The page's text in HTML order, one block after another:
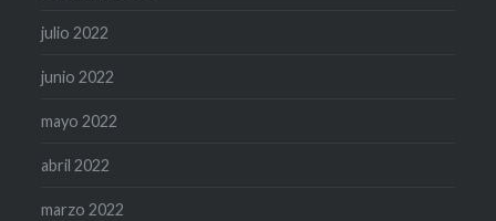
julio 2022
junio 2022
mayo 2022
abril 2022
marzo 2022